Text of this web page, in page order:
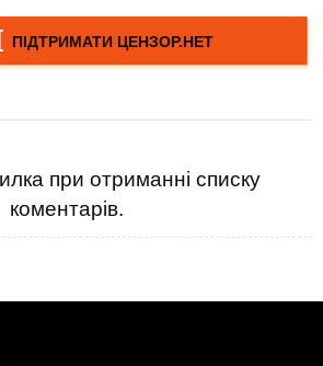
при отриманні списку
коментарів.